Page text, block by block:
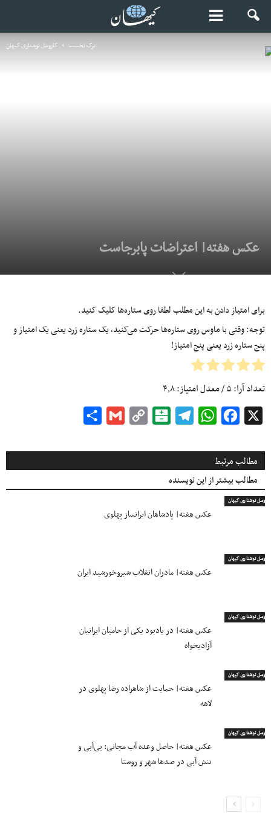
برگ نخست کاروسل نوشتاری کیهان
عکس هفته| اعتراضات پابرجاست
برای امتیاز دادن به این مطلب لطفا روی ستاره‌ها کلیک کنید.
توجه: وقتی با ماوس روی ستاره‌ها حرکت می‌کنید، یک ستاره زرد یعنی یک امتیاز و
پنج ستاره زرد یعنی پنج امتیاز!
تعداد آرا:۵/ معدل امتیاز:۴٫۸
Facebook
WhatsApp
Telegram
Balatarin
Copy
Gmail
مطالب مرتبط
مطالب بیشتر از این نویسنده
کاروسل نوشتاری کیهان
عکس هفته| پادشاهان ایرانساز پهلوی
کاروسل نوشتاری کیهان
عکس هفته| مادران انقلاب شیروخورشید ایران
کاروسل نوشتاری کیهان
عکس هفته| در یادبود یکی از حامیان ایرانیان
آزادیخواه
کاروسل نوشتاری کیهان
عکس هفته| حمایت از شاهزاده رضا پهلوی در
لاهه
کاروسل نوشتاری کیهان
عکس هفته| حاصل وعده آب مجانی: بی‌آبی و
تنش آبی در صدها شهر و روستا